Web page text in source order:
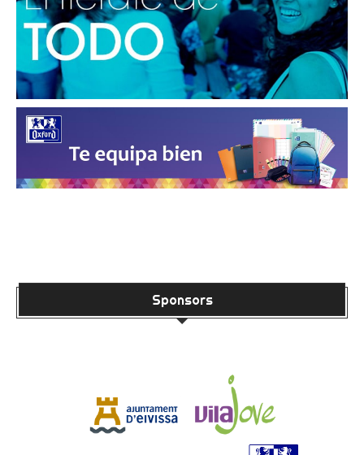
Sponsors